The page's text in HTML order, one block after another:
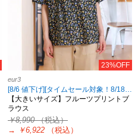
23%OFF
eur3
[8/6 値下げ][タイムセール対象！8/18 8:59まで]
【大きいサイズ】フルーツプリントブ
ラウス
￥8,990（税込）
→
￥6,922 （税込）